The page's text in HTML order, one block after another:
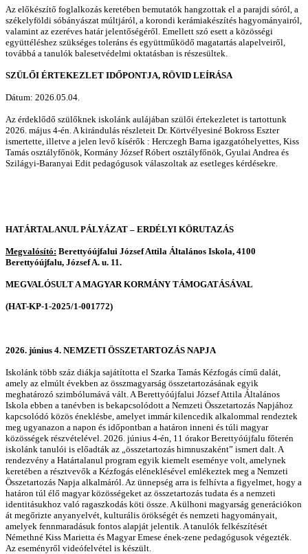
Az előkészítő foglalkozás keretében bemutatók hangzottak el a parajdi sóról, a
székelyföldi sóbányászat múltjáról, a korondi kerámiakészítés hagyományairól,
valamint az ezeréves határ jelentőségéről. Emellett szó esett a közösségi
együttéléshez szükséges toleráns és együttműködő magatartás alapelveiről,
továbbá a tanulók balesetvédelmi oktatásban is részesültek.
SZÜLŐI ÉRTEKEZLET IDŐPONTJA, RÖVID LEÍRÁSA
Dátum: 2026.05.04.
Az érdeklődő szülőknek iskolánk aulájában szülői értekezletet is tartottunk
2026. május 4-én. A kirándulás részleteit Dr. Körtvélyesiné Bokross Eszter
ismertette, illetve a jelen levő kísérők : Herczegh Barna igazgatóhelyettes, Kiss
Tamás osztályfőnök, Kormány József Róbert osztályfőnök, Gyulai Andrea és
Szilágyi-Baranyai Edit pedagógusok válaszoltak az esetleges kérdésekre.
HATÁRTALANUL PÁLYÁZAT – ERDÉLYI KÖRUTAZÁS
Megvalósító: Berettyóújfalui József Attila Általános Iskola, 4100
Berettyóújfalu, József A. u. 11.
MEGVALÓSULT A MAGYAR KORMÁNY TÁMOGATÁSÁVAL
(HAT-KP-1-2025/1-001772)
2026. június 4. NEMZETI ÖSSZETARTOZÁS NAPJA
Iskolánk több száz diákja sajátította el Szarka Tamás Kézfogás című dalát,
amely az elmúlt években az összmagyarság összetartozásának egyik
meghatározó szimbólumává vált. A Berettyóújfalui József Attila Általános
Iskola ebben a tanévben is bekapcsolódott a Nemzeti Összetartozás Napjához
kapcsolódó közös éneklésbe, amelyet immár kilencedik alkalommal rendeztek
meg ugyanazon a napon és időpontban a határon inneni és túli magyar
közösségek részvételével. 2026. június 4-én, 11 órakor Berettyóújfalu főterén
iskolánk tanulói is előadták az „összetartozás himnuszaként” ismert dalt. A
rendezvény a Határtalanul program egyik kiemelt eseménye volt, amelynek
keretében a résztvevők a Kézfogás eléneklésével emlékeztek meg a Nemzeti
Összetartozás Napja alkalmáról. Az ünnepség arra is felhívta a figyelmet, hogy a
határon túl élő magyar közösségeket az összetartozás tudata és a nemzeti
identitásukhoz való ragaszkodás köti össze. A külhoni magyarság generációkon
át megőrizte anyanyelvét, kulturális örökségét és nemzeti hagyományait,
amelyek fennmaradásuk fontos alapját jelentik. A tanulók felkészítését
Némethné Kiss Marietta és Magyar Emese ének-zene pedagógusok végezték.
Az eseményről videófelvétel is készült.